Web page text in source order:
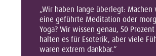
„Wir haben lange überlegt:
eine geführte Meditation oder
Yoga? Wir wissen genau, 50
halten es für Esoterik, aber viele
waren extrem dankbar.“